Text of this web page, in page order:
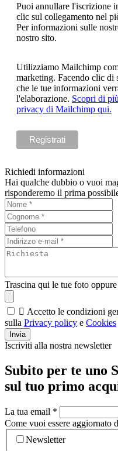
Puoi annullare l'iscrizione
clic sul collegamento nel
Per informazioni sulle
nostro sito.
Utilizziamo Mailchimp
marketing. Facendo clic di
che le tue informazioni
l'elaborazione. Scopri di
privacy di Mailchimp qui.
Richiedi informazioni
Hai qualche dubbio o vuoi
risponderemo il prima
Trascina qui le tue foto
 Accetto le condizioni
sulla Privacy policy e Cookies
Invia
Iscriviti alla nostra newsletter
Subito per te uno
sul tuo primo
La tua email *
Come vuoi essere aggiornato
Newsletter